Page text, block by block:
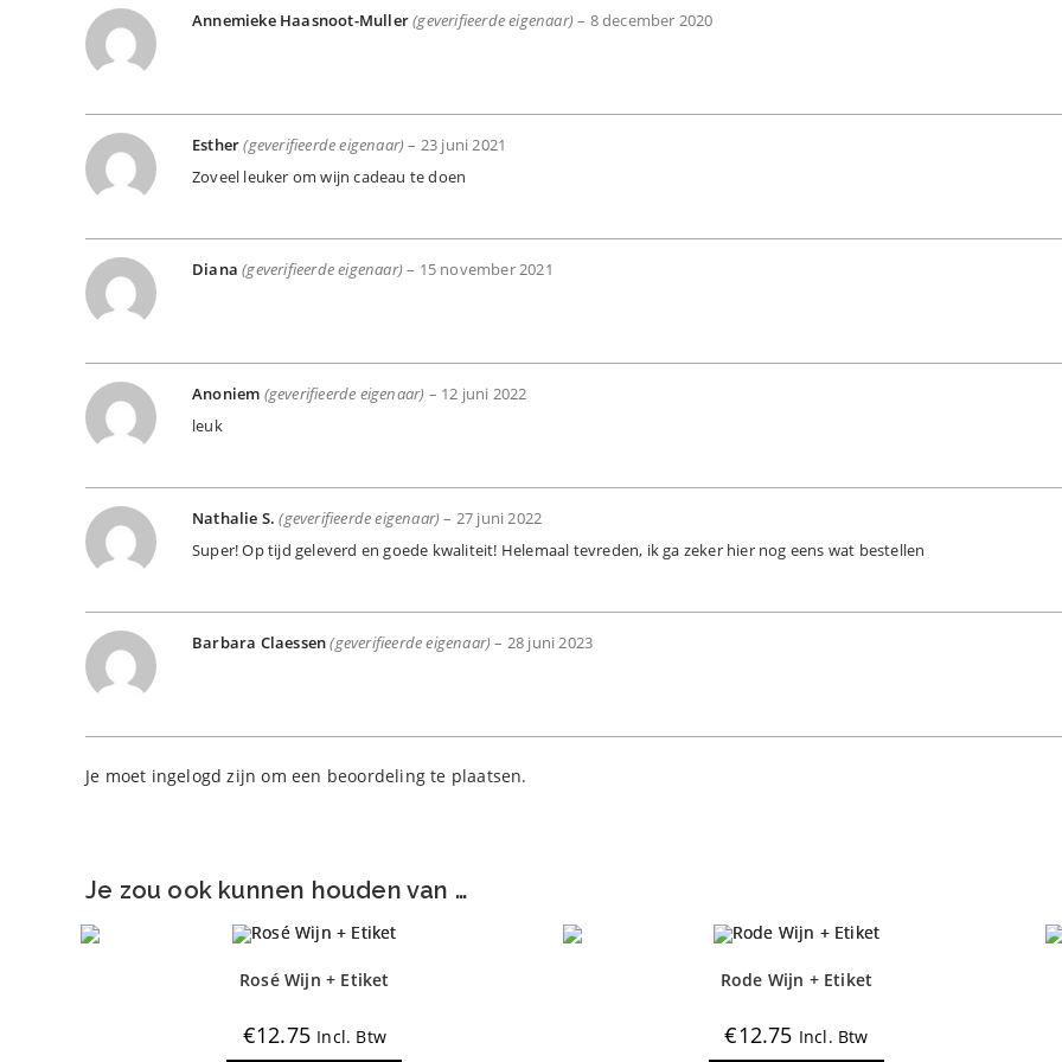
Annemieke Haasnoot-Muller(geverifieerde eigenaar) – 8 december 2020
Esther(geverifieerde eigenaar) – 23 juni 2021
Zoveel leuker om wijn cadeau te doen
Diana(geverifieerde eigenaar) – 15 november 2021
Anoniem (geverifieerde eigenaar) – 12 juni 2022
leuk
Nathalie S.(geverifieerde eigenaar) – 27 juni 2022
Super! Op tijd geleverd en goede kwaliteit! Helemaal tevreden, ik ga zeker hier nog eens wat bestellen
Barbara Claessen(geverifieerde eigenaar) – 28 juni 2023
Je moet ingelogd zijn om een beoordeling te plaatsen.
Je zou ook kunnen houden van …
Rosé Wijn + Etiket
€12.75 Incl. Btw
Rode Wijn + Etiket
€12.75 Incl. Btw